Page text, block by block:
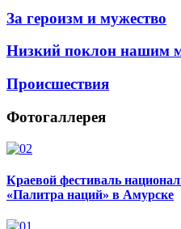
За героизм и мужество
Низкий поклон нашим
Происшествия
Фотогаллерея
Краевой фестиваль
«Палитра наций» в Амурске